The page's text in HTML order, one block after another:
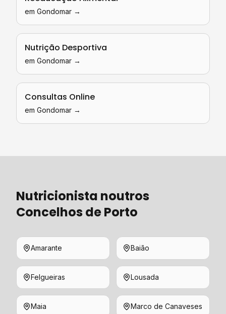
em Gondomar →
Nutrição Desportiva
em Gondomar →
Consultas Online
em Gondomar →
Nutricionista noutros
Concelhos dePorto
Amarante Baião
Felgueiras Lousada
Maia Marco de Canaveses